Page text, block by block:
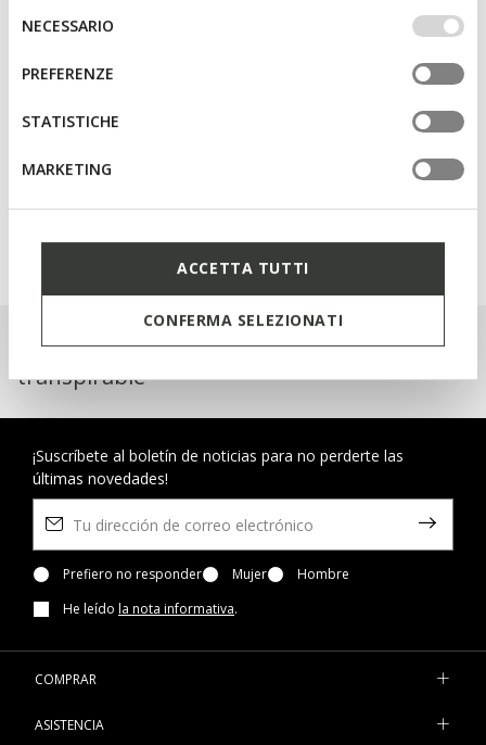
IMPOSTAZIONI potrai anche scegliere quali cookies ed
altri strumenti di tracciamento autorizzare. Per maggiori
informazioni o per modificare in qualsiasi momento le
tue impostazioni, visita la nostra
del
consenso
NECESSARIO
PREFERENZE
STATISTICHE
MARKETING
ACCETTA TUTTI
CONFERMA SELEZIONATI
Prepárate con estilo para la llegada de la nueva
temporada: déjate conquistar por la nueva colección.
NOVEDADES HOMBRE
Geox Respira™: calzado y ropa
transpirable
¡Suscríbete al boletín de noticias para no perderte las
últimas novedades!
Prefiero no responder Mujer
Hombre
He leído la nota informativa.
COMPRAR
ASISTENCIA